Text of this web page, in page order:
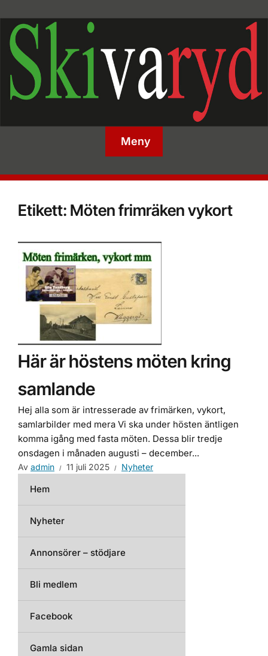
Meny
Etikett: Möten frimräken vykort
Här är höstens möten kring
samlande
Hej alla som är intresserade av frimärken, vykort,
samlarbilder med mera Vi ska under hösten äntligen
komma igång med fasta möten. Dessa blir tredje
onsdagen i månaden augusti – december...
Av admin 11 juli 2025 Nyheter
Hem
Nyheter
Annonsörer – stödjare
Bli medlem
Facebook
Gamla sidan